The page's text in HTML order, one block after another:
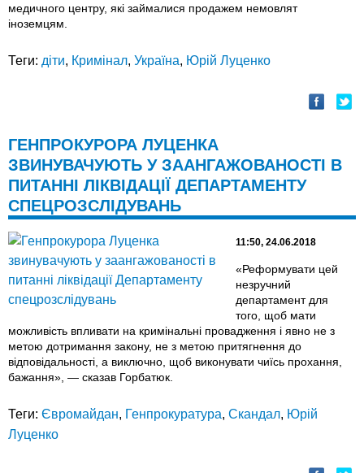
медичного центру, які займалися продажем немовлят
іноземцям.
Теги: діти, Кримінал, Україна, Юрій Луценко
ГЕНПРОКУРОРА ЛУЦЕНКА
ЗВИНУВАЧУЮТЬ У ЗААНГАЖОВАНОСТІ В
ПИТАННІ ЛІКВІДАЦІЇ ДЕПАРТАМЕНТУ
СПЕЦРОЗСЛІДУВАНЬ
11:50, 24.06.2018
«Реформувати цей
незручний
департамент для
того, щоб мати
можливість впливати на кримінальні провадження і явно не з
метою дотримання закону, не з метою притягнення до
відповідальності, а виключно, щоб виконувати чиїсь прохання,
бажання», — сказав Горбатюк.
Теги: Євромайдан, Генпрокуратура, Скандал, Юрій
Луценко